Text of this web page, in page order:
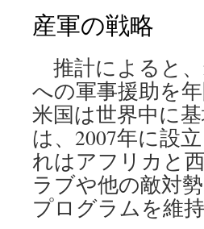
産軍の戦略
推計によると、
への軍事援助を
米国は世界中に
は、2007年に設
れはアフリカと
ラブや他の敵対
プログラムを維